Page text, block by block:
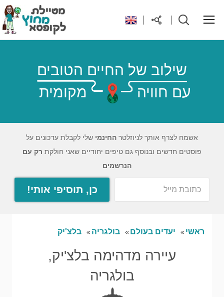
יעדים בעולם
טיפים והנחות לטיול
אודות
שילוב של החיים הטובים
עם חוויה
מקומית
אשמח לצרף אותך לניוזלטר החינמי שלי לקבלת עדכונים על
פוסטים חדשים ובנוסף גם טיפים יחודיים שאני חולקת רק עם
הנרשמים
כן, תוסיפי אותי!
ראשי יעדים בעולם בולגריה בלצ'יק
עיירה מדהימה בלצ'יק,
בולגריה